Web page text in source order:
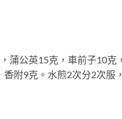
公英15克，車前子10克
附9克。水煎2次分2次服